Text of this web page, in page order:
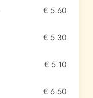
€ 5.60
€ 5.30
€ 5.10
€ 6.50